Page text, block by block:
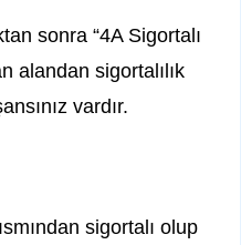
sonra “4A Sigortalı
alandan sigortalılık
vardır.
sigortalı olup